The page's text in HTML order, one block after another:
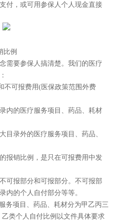
付，或可用参保人个人现金直接
比例
需要参保人搞清楚。我们的医疗
不可报费用(医保政策范围外费
内的医疗服务项目、药品、耗材
目录外的医疗服务项目、药品、
报销比例，是只在可报费用中发
可报部分和可报部分。不可报部
内的个人自付部分等等。
务项目、药品、耗材分为甲乙丙三
类个人自付比例以文件具体要求